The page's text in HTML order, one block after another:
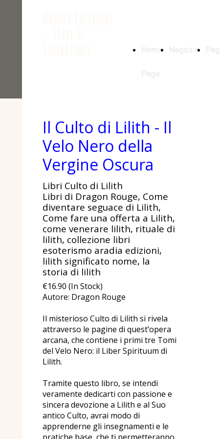
Home
Page
Negozio
Il Culto di Lilith - Il
Velo Nero della
Vergine Oscura
Libri Culto di Lilith
Libri di Dragon Rouge, Come
diventare seguace di Lilith,
Come fare una offerta a Lilith,
come venerare lilith, rituale di
lilith, collezione libri
esoterismo aradia edizioni,
lilith significato nome, la
storia di lilith
€16.90 (In Stock)
Autore: Dragon Rouge
Il misterioso Culto di Lilith si rivela
attraverso le pagine di quest’opera
arcana, che contiene i primi tre Tomi
del Velo Nero: il Liber Spirituum di
Lilith.
Tramite questo libro, se intendi
veramente dedicarti con passione e
sincera devozione a Lilith e al Suo
antico Culto, avrai modo di
apprenderne gli insegnamenti e le